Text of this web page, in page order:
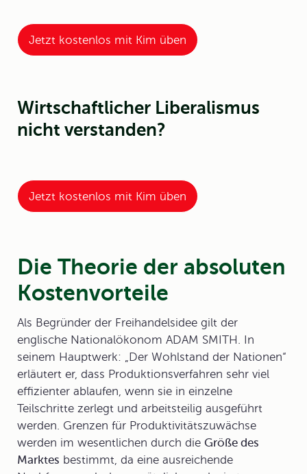
Jetzt kostenlos mit Kim üben
Wirtschaftlicher Liberalismus
nicht verstanden?
Jetzt kostenlos mit Kim üben
Die Theorie der absoluten
Kostenvorteile
Als Begründer der Freihandelsidee gilt der
englische Nationalökonom ADAM SMITH. In
seinem Hauptwerk: „Der Wohlstand der Nationen“
erläutert er, dass Produktionsverfahren sehr viel
effizienter ablaufen, wenn sie in einzelne
Teilschritte zerlegt und arbeitsteilig ausgeführt
werden. Grenzen für Produktivitätszuwächse
werden im wesentlichen durch die Größe des
Marktes bestimmt, da eine ausreichende